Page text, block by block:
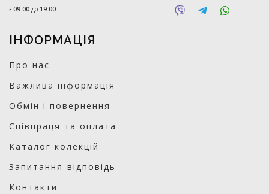
з 09:00 до 19:00
ІНФОРМАЦІЯ
Про нас
Важлива інформація
Обмін і повернення
Співпраця та оплата
Каталог колекцій
Запитання-відповідь
Контакти